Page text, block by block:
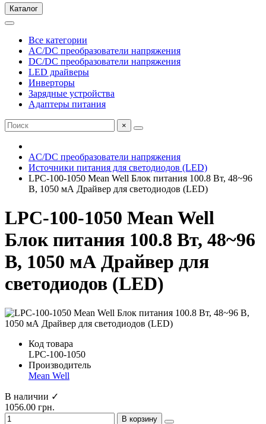
Каталог
Все категории
AC/DC преобразователи напряжения
DC/DC преобразователи напряжения
LED драйверы
Инверторы
Зарядные устройства
Адаптеры питания
×
AC/DC преобразователи напряжения
Источники питания для светодиодов (LED)
LPC-100-1050 Mean Well Блок питания 100.8 Вт, 48~96
В, 1050 мА Драйвер для светодиодов (LED)
LPC-100-1050 Mean Well
Блок питания 100.8 Вт, 48~96
В, 1050 мА Драйвер для
светодиодов (LED)
Код товара
LPC-100-1050
Производитель
Mean Well
В наличии ✓
1056.00 грн.
В корзину